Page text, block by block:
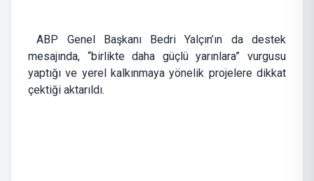
ABP Genel Başkanı Bedri Yalçın’ın da destek
mesajında, “birlikte daha güçlü yarınlara” vurgusu
yaptığı ve yerel kalkınmaya yönelik projelere dikkat
çektiği aktarıldı.